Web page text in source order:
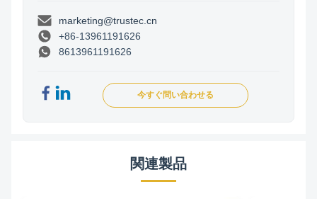
marketing@trustec.cn
+86-13961191626
8613961191626
今すぐ問い合わせる
関連製品